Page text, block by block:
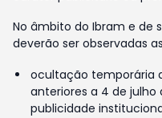
No âmbito do Ibram e de
deverão ser observadas
ocultação temporária
anteriores a 4 de
publicidade